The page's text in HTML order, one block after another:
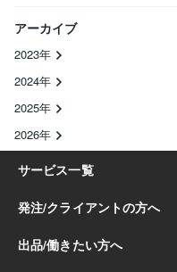
アーカイブ
2023年
2024年
2025年
2026年